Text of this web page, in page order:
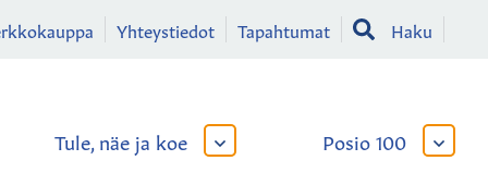
Yhteystiedot Tapahtumat Haku
Tule, näe ja koe
AVAA
Posio 100
AVAA